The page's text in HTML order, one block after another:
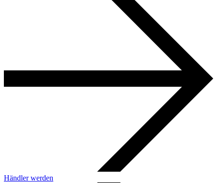
Händler werden